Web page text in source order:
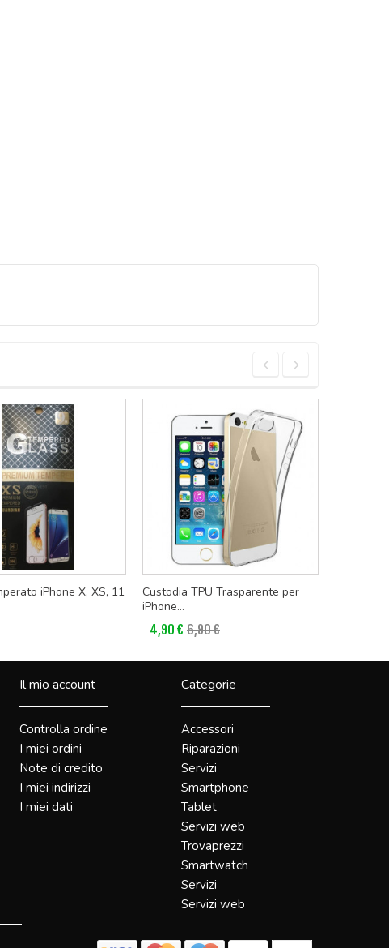
iPhone X, XS, 11
Custodia TPU Trasparente per
iPhone...
4,90 € 6,90 €
Il mio account
Controlla ordine
I miei ordini
Note di credito
I miei indirizzi
I miei dati
Categorie
Accessori
Riparazioni
Servizi
Smartphone
Tablet
Servizi web
Trovaprezzi
Smartwatch
Servizi
Servizi web